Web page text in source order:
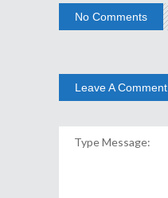
No Comments
Leave A Comment